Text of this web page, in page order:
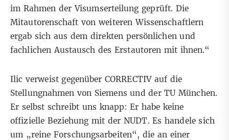
im Rahmen der Visumserteilung geprüft. Die
Mitautorenschaft von weiteren Wissenschaftlern
ergab sich aus dem direkten persönlichen und
fachlichen Austausch des Erstautoren mit ihnen.“
Ilic verweist gegenüber CORRECTIV auf die
Stellungnahmen von Siemens und der TU München.
Er selbst schreibt uns knapp: Er habe keine
offizielle Beziehung mit der NUDT. Es handele sich
um „reine Forschungsarbeiten“, die an einer